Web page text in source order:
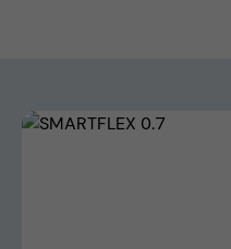
Skip image gallery